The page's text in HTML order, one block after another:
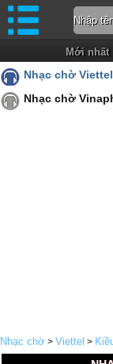
Mới nhất
Nhạc chờ Viettel
Nhạc chờ
Nhạc chờ > Viettel >